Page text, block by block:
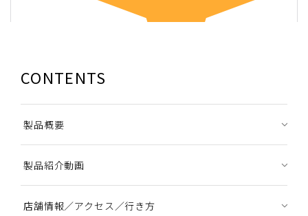
CONTENTS
製品概要
製品紹介動画
店舗情報／アクセス／行き方